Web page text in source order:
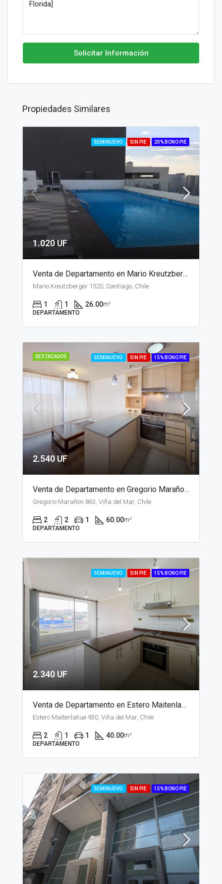
Solicitar Información
Propiedades Similares
SEMINUEVO SIN PIE 20% BONO PIE
1.020 UF
Venta de Departamento en Mario Kreutzberger, Santiago
Mario Kreutzberger 1520, Santiago, Chile
1 1 26.00m²
DEPARTAMENTO
DESTACADOS SEMINUEVO SIN PIE 15% BONO PIE
2.540 UF
Venta de Departamento en Gregorio Marañon, Viña del Mar
Gregorio Marañon 863, Viña del Mar, Chile
2 2 1 60.00m²
DEPARTAMENTO
SEMINUEVO SIN PIE 15% BONO PIE
2.340 UF
Venta de Departamento en Estero Maitenlahue, Santiago
Estero Maitenlahue 930, Viña del Mar, Chile
2 1 1 40.00m²
DEPARTAMENTO
SEMINUEVO SIN PIE 15% BONO PIE